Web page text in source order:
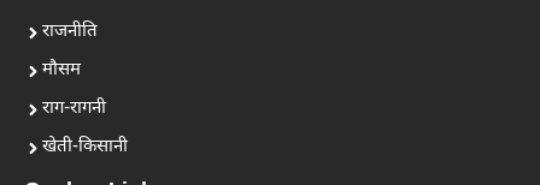
राजनीति
मौसम
राग-रागनी
खेती-किसानी